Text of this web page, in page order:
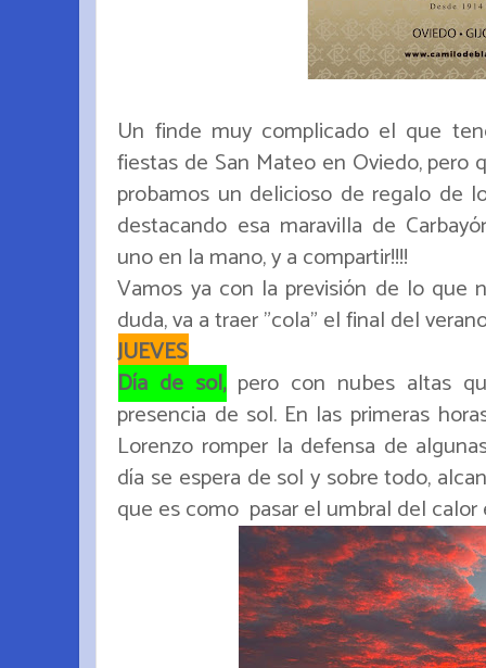
Un finde muy complicado el que
fiestas de San Mateo en Oviedo,
probamos un delicioso de regalo de
destacando esa maravilla de
uno en la mano, y a compartir!!!!
Vamos ya con la previsión de lo que
duda, va a traer "cola" el final del
JUEVES
Día de sol,pero con nubes altas
presencia de sol. En las primeras
Lorenzo romper la defensa de
día se espera de sol y sobre todo,
que es como pasar el umbral del calor